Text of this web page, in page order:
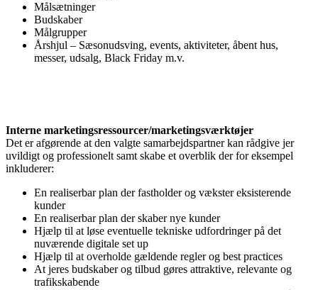
Målsætninger
Budskaber
Målgrupper
Årshjul – Sæsonudsving, events, aktiviteter, åbent hus,
messer, udsalg, Black Friday m.v.
Interne marketingsressourcer/marketingsværktøjer
Det er afgørende at den valgte samarbejdspartner kan rådgive jer
uvildigt og professionelt samt skabe et overblik der for eksempel
inkluderer:
En realiserbar plan der fastholder og vækster eksisterende
kunder
En realiserbar plan der skaber nye kunder
Hjælp til at løse eventuelle tekniske udfordringer på det
nuværende digitale set up
Hjælp til at overholde gældende regler og best practices
At jeres budskaber og tilbud gøres attraktive, relevante og
trafikskabende